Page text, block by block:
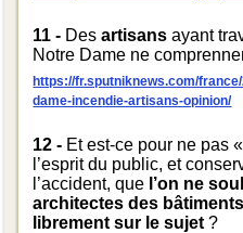
11 - Desartisans ayant
Notre Dame ne
https://fr.sputniknews.com/
dame-incendie-artisans-opinion/
12 - Et est-ce pour ne pas
l’esprit du public, et
l’accident, que l’on ne
architectes des
librement sur le sujet?